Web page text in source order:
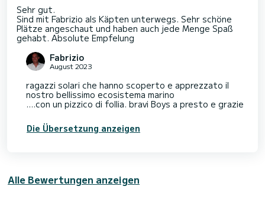
Sehr gut.
Sind mit Fabrizio als Käpten unterwegs. Sehr schöne
Plätze angeschaut und haben auch jede Menge Spaß
gehabt. Absolute Empfelung
Fabrizio
August 2023
ragazzi solari che hanno scoperto e apprezzato il
nostro bellissimo ecosistema marino
....con un pizzico di follia. bravi Boys a presto e grazie
Die Übersetzung anzeigen
Alle Bewertungen anzeigen